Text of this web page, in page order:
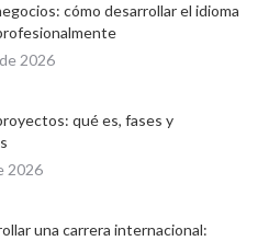
cómo desarrollar el idioma
2026
qué es, fases y
2026
una carrera internacional: